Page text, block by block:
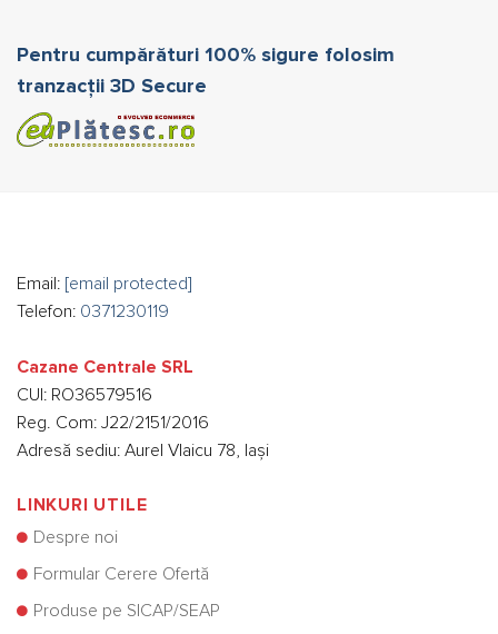
Pentru cumpărături 100% sigure folosim
tranzacții 3D Secure
Email: [email protected]
Telefon: 0371230119
Cazane Centrale SRL
CUI: RO36579516
Reg. Com: J22/2151/2016
Adresă sediu: Aurel Vlaicu 78, Iași
LINKURI UTILE
Despre noi
Formular Cerere Ofertă
Produse pe SICAP/SEAP